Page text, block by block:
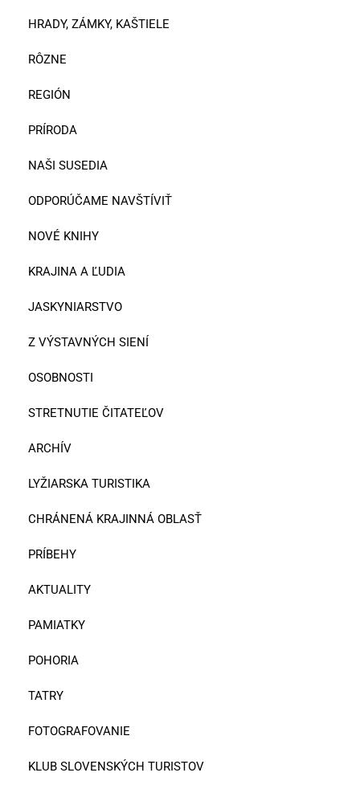
HRADY, ZÁMKY, KAŠTIELE
RÔZNE
REGIÓN
PRÍRODA
NAŠI SUSEDIA
ODPORÚČAME NAVŠTÍVIŤ
NOVÉ KNIHY
KRAJINA A ĽUDIA
JASKYNIARSTVO
Z VÝSTAVNÝCH SIENÍ
OSOBNOSTI
STRETNUTIE ČITATEĽOV
ARCHÍV
LYŽIARSKA TURISTIKA
CHRÁNENÁ KRAJINNÁ OBLASŤ
PRÍBEHY
AKTUALITY
PAMIATKY
POHORIA
TATRY
FOTOGRAFOVANIE
KLUB SLOVENSKÝCH TURISTOV